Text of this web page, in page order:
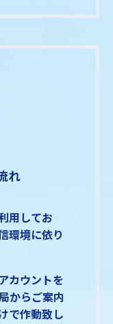
れ
用してお
環境に依り
カウントを
からご案内
で作動致し